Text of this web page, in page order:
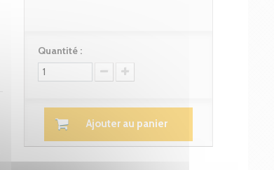
Quantité :
Ajouter au panier